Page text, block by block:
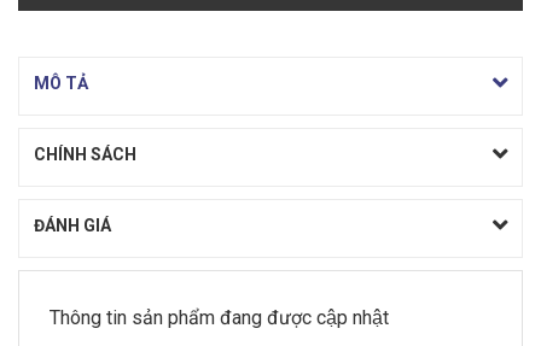
MÔ TẢ
CHÍNH SÁCH
ĐÁNH GIÁ
Thông tin sản phẩm đang được cập nhật